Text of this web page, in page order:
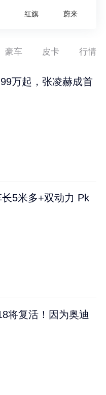
红旗 蔚来
豪车 皮卡 行情
万起，张凌赫成首
5米多+双动力 Pk
将复活！因为奥迪